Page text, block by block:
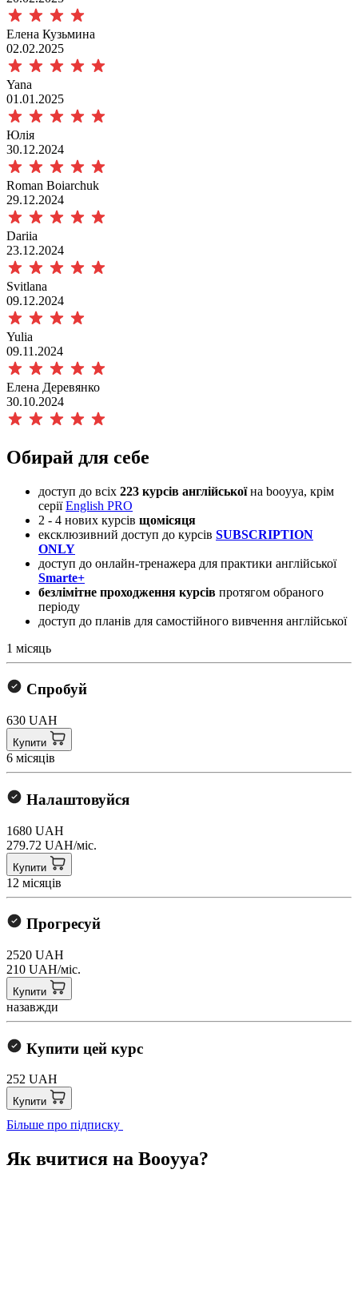
Елена Кузьмина
02.02.2025
Yana
01.01.2025
Юлія
30.12.2024
Roman Boiarchuk
29.12.2024
Dariia
23.12.2024
Svitlana
09.12.2024
Yulia
09.11.2024
Елена Деревянко
30.10.2024
Обирай для себе
доступ до всіх 223 курсів англійськоїна booyya, крім
серіїEnglish PRO
​2 - 4 нових курсів щомісяця
ексклюзивний доступ до курсів SUBSCRIPTION
ONLY
доступ до онлайн-тренажера для практики англійської
Smarte+
безлімітне проходження курсів протягом обраного
періоду
доступ до планів для самостійного вивчення англійської
1 місяць
Спробуй
630 UAH
Купити
6 місяців
Налаштовуйся
1680 UAH
279.72 UAH/міс.
Купити
12 місяців
Прогресуй
2520 UAH
210 UAH/міс.
Купити
назавжди
Купити цей курс
252 UAH
Купити
Більше про підписку
Як вчитися на Booyya?